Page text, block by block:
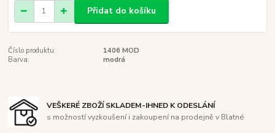
Přidat do košíku
Číslo produktu:
1406 MOD
Barva:
modrá
VEŠKERÉ ZBOŽÍ SKLADEM-IHNED K ODESLÁNÍ
s možností vyzkoušení i zakoupení na prodejně v Blatné